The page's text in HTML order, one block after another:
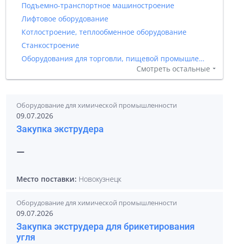
Подъемно-транспортное машиностроение
Лифтовое оборудование
Котлостроение, теплообменное оборудование
Станкостроение
Оборудования для торговли, пищевой промышленности и общественного питания
Смотреть остальные
Оборудование для химической промышленности
09.07.2026
Закупка экструдера
—
Место поставки: Новокузнецк
Оборудование для химической промышленности
09.07.2026
Закупка экструдера для брикетирования
угля